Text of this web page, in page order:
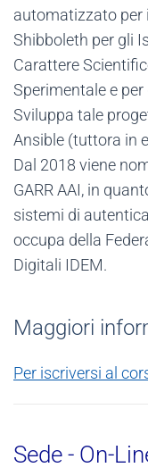
automatizzato per
Shibboleth per gli
Carattere
Sperimentale e
Sviluppa tale
Ansible (tuttora in
Dal 2018 viene
GARR AAI, in
sistemi di
occupa della
Digitali IDEM.
Maggiori
Per iscriversi al
Sede - On-